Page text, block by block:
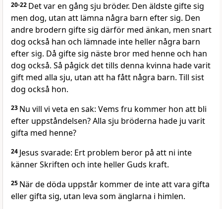
20-22 Det var en gång sju bröder. Den äldste gifte sig
men dog, utan att lämna några barn efter sig. Den
andre brodern gifte sig därför med änkan, men snart
dog också han och lämnade inte heller några barn
efter sig. Då gifte sig näste bror med henne och han
dog också. Så pågick det tills denna kvinna hade varit
gift med alla sju, utan att ha fått några barn. Till sist
dog också hon.
23 Nu vill vi veta en sak: Vems fru kommer hon att bli
efter uppståndelsen? Alla sju bröderna hade ju varit
gifta med henne?
24 Jesus svarade: Ert problem beror på att ni inte
känner Skriften och inte heller Guds kraft.
25 När de döda uppstår kommer de inte att vara gifta
eller gifta sig, utan leva som änglarna i himlen.